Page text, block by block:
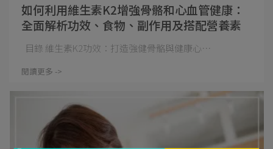
如何利用維生素K2增強骨骼和心血管健康：
全面解析功效、食物、副作用及搭配營養素
目錄 維生素K2功效：打造強健骨骼與健康心⋯
閱讀更多 ->